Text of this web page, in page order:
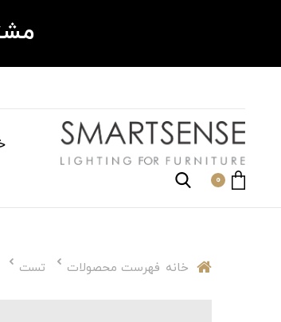
0
خانه فهرست محصولات تست